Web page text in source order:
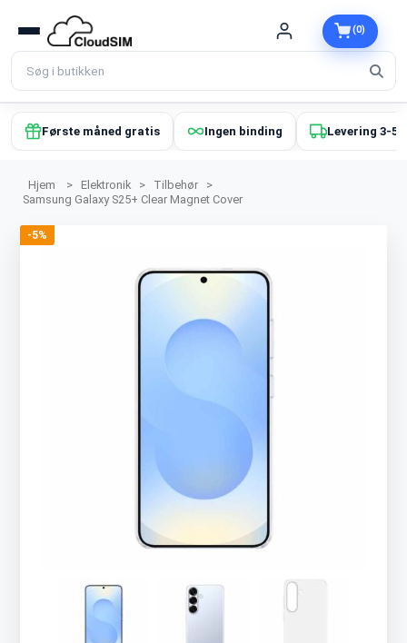
(0)
Første måned gratis Ingen binding Levering 3-5
Hjem > Elektronik > Tilbehør
>
Samsung Galaxy S25+ Clear Magnet Cover
-5%